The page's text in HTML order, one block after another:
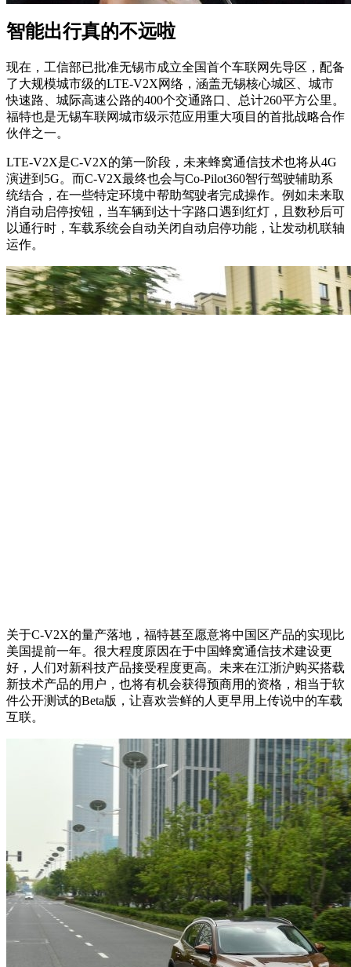
智能出行真的不远啦
现在，工信部已批准无锡市成立全国首个车联网先导区，配备
了大规模城市级的LTE-V2X网络，涵盖无锡核心城区、城市
快速路、城际高速公路的400个交通路口、总计260平方公里。
福特也是无锡车联网城市级示范应用重大项目的首批战略合作
伙伴之一。
LTE-V2X是C-V2X的第一阶段，未来蜂窝通信技术也将从4G
演进到5G。而C-V2X最终也会与Co-Pilot360智行驾驶辅助系
统结合，在一些特定环境中帮助驾驶者完成操作。例如未来取
消自动启停按钮，当车辆到达十字路口遇到红灯，且数秒后可
以通行时，车载系统会自动关闭自动启停功能，让发动机联轴
运作。
关于C-V2X的量产落地，福特甚至愿意将中国区产品的实现比
美国提前一年。很大程度原因在于中国蜂窝通信技术建设更
好，人们对新科技产品接受程度更高。未来在江浙沪购买搭载
新技术产品的用户，也将有机会获得预商用的资格，相当于软
件公开测试的Beta版，让喜欢尝鲜的人更早用上传说中的车载
互联。